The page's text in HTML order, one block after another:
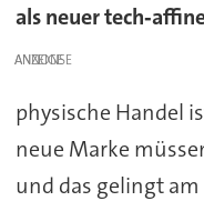
als neuer
ANZEIGE
physische Handel
neue Marke
und das gelingt